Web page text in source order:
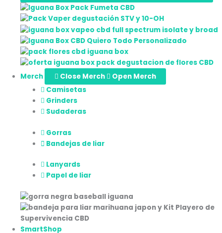
Merch Close Merch
Open Merch
Camisetas
Grinders
Sudaderas
Gorras
Bandejas de liar
Lanyards
Papel de liar
SmartShop